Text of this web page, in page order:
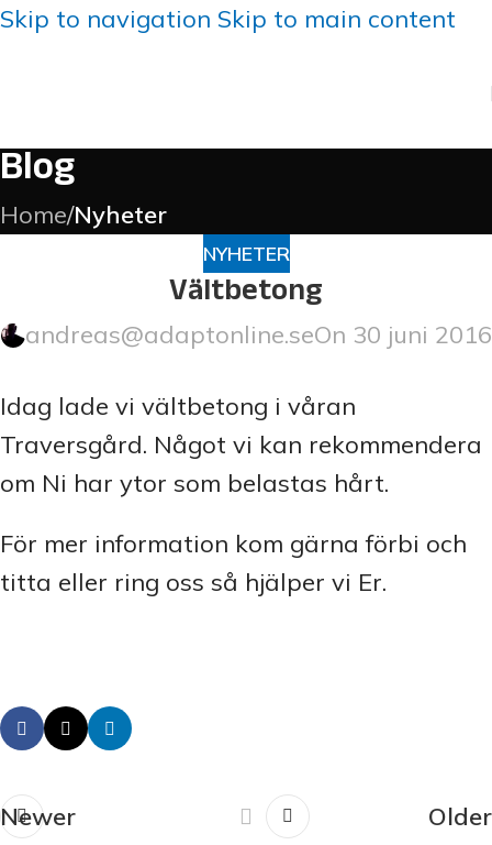
Skip to navigation Skip to main content
Blog
Home/Nyheter
NYHETER
Vältbetong
andreas@adaptonline.seOn 30 juni 2016
Idag lade vi vältbetong i våran
Traversgård. Något vi kan rekommendera
om Ni har ytor som belastas hårt.
För mer information kom gärna förbi och
titta eller ring oss så hjälper vi Er.
Newer Older